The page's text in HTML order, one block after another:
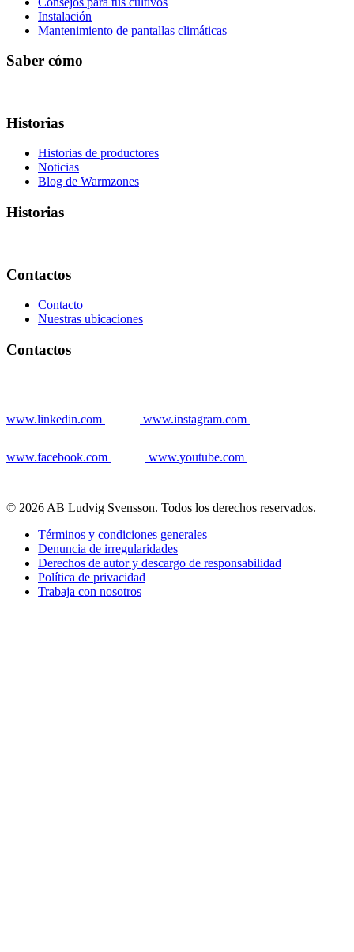
Instalación
Mantenimiento de pantallas climáticas
Saber cómo
Historias
Historias de productores
Noticias
Blog de Warmzones
Historias
Contactos
Contacto
Nuestras ubicaciones
Contactos
www.linkedin.com www.instagram.com
www.facebook.com www.youtube.com
© 2026 AB Ludvig Svensson. Todos los derechos reservados.
Términos y condiciones generales
Denuncia de irregularidades
Derechos de autor y descargo de responsabilidad
Política de privacidad
Trabaja con nosotros